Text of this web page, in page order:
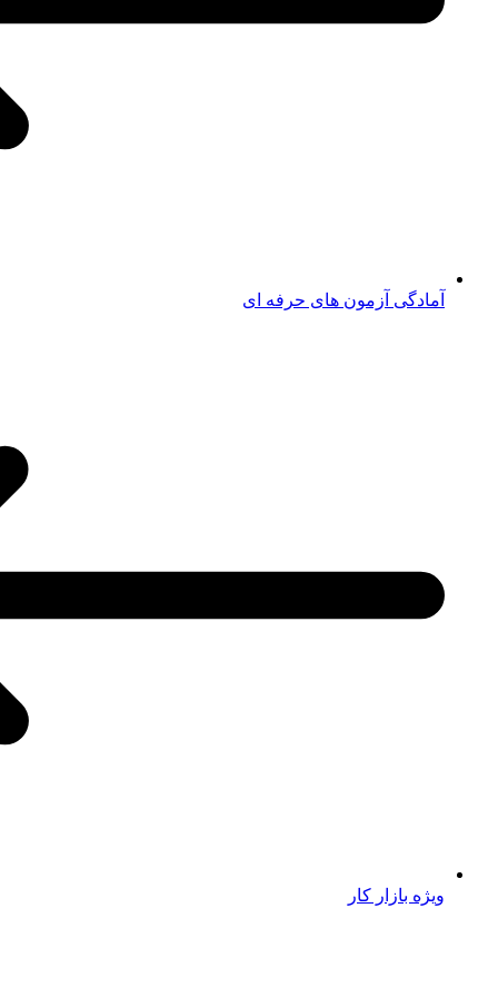
آمادگی آزمون های حرفه ای
ویژه بازار کار